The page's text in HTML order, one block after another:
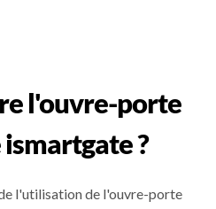
l'ouvre-porte
ismartgate ?
l'utilisation de l'ouvre-porte